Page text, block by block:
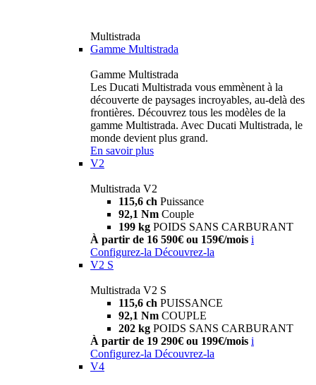
Multistrada
Gamme Multistrada
Gamme Multistrada
Les Ducati Multistrada vous emmènent à la
découverte de paysages incroyables, au-delà des
frontières. Découvrez tous les modèles de la
gamme Multistrada. Avec Ducati Multistrada, le
monde devient plus grand.
En savoir plus
V2
Multistrada V2
115,6 ch Puissance
92,1 Nm Couple
199 kg POIDS SANS CARBURANT
À partir de 16 590€ ou 159€/mois i
Configurez-la Découvrez-la
V2 S
Multistrada V2 S
115,6 ch PUISSANCE
92,1 Nm COUPLE
202 kg POIDS SANS CARBURANT
À partir de 19 290€ ou 199€/mois i
Configurez-la Découvrez-la
V4